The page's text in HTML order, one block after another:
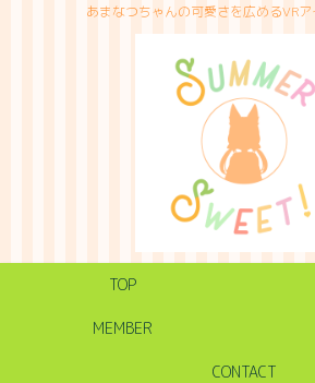
あまなつちゃんの可愛さを広めるVR
TOP
MEMBER
CONTACT